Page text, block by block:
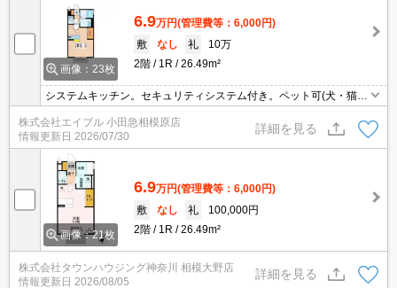
画像：23枚
6.9万円(管理費等：6,000円)
敷
なし 礼
10万
2階
1R 26.49m²
システムキッチン。セキュリティシステム付き。ペット可(犬・猫限
定)。角部屋。保証会社加入要(初回35,000円、月額総支払額の1％+
800円/月)。
株式会社エイブル 小田急相模原店
情報更新日 2026/07/30
詳細を見る
画像：21枚
6.9万円(管理費等：6,000円)
敷
なし 礼
100,000円
2階
1R 26.49m²
株式会社タウンハウジング神奈川 相模大野店
情報更新日 2026/08/05
詳細を見る